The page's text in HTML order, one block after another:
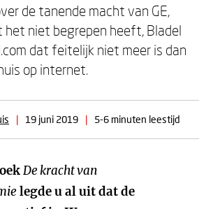
de tanende macht van GE,
het niet begrepen heeft, Bladel
dat feitelijk niet meer is dan
op internet.
| 19 juni 2019 | 5-6 minuten leestijd
De kracht van
legde u al uit dat de